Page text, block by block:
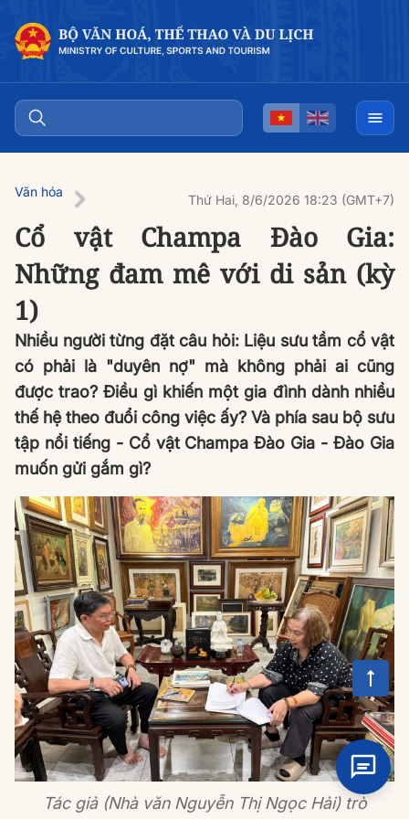
Văn hóa
Thứ Hai, 8/6/2026 18:23 (GMT+7)
Cổ vật Champa Đào Gia:
Những đam mê với di sản (kỳ
1)
Nhiều người từng đặt câu hỏi: Liệu sưu tầm cổ vật
có phải là "duyên nợ" mà không phải ai cũng
được trao? Điều gì khiến một gia đình dành nhiều
thế hệ theo đuổi công việc ấy? Và phía sau bộ sưu
tập nổi tiếng - Cổ vật Champa Đào Gia - Đào Gia
muốn gửi gắm gì?
Tác giả (Nhà văn Nguyễn Thị Ngọc Hải) trò